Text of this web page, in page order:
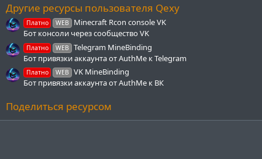
Другие ресурсы пользователя Qexy
Платно WEB
Minecraft Rcon console VK
Бот консоли через сообщество VK
Платно WEB
Telegram MineBinding
Бот привязки аккаунта от AuthMe к Telegram
Платно WEB
VK MineBinding
Бот привязки аккаунта от AuthMe к ВК
Поделиться ресурсом